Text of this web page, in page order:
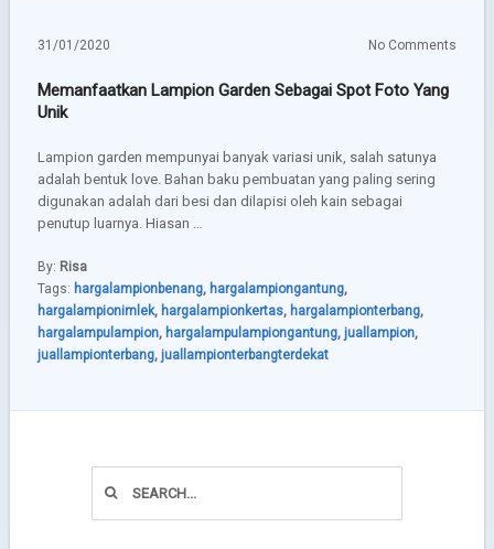
31/01/2020 No Comments
Memanfaatkan Lampion Garden Sebagai Spot Foto Yang
Unik
Lampion garden mempunyai banyak variasi unik, salah satunya
adalah bentuk love. Bahan baku pembuatan yang paling sering
digunakan adalah dari besi dan dilapisi oleh kain sebagai
penutup luarnya. Hiasan …
By: Risa
Tags: hargalampionbenang, hargalampiongantung,
hargalampionimlek, hargalampionkertas, hargalampionterbang,
hargalampulampion, hargalampulampiongantung, juallampion,
juallampionterbang, juallampionterbangterdekat